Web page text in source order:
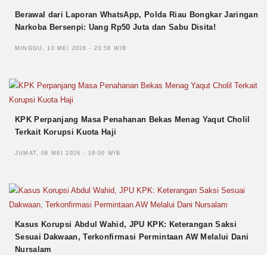
Berawal dari Laporan WhatsApp, Polda Riau Bongkar Jaringan
Narkoba Bersenpi: Uang Rp50 Juta dan Sabu Disita!
MINGGU, 10 MEI 2026 - 23:58 WIB
KPK Perpanjang Masa Penahanan Bekas Menag Yaqut Cholil
Terkait Korupsi Kuota Haji
JUMAT, 08 MEI 2026 - 19:00 WIB
Kasus Korupsi Abdul Wahid, JPU KPK: Keterangan Saksi
Sesuai Dakwaan, Terkonfirmasi Permintaan AW Melalui Dani
Nursalam